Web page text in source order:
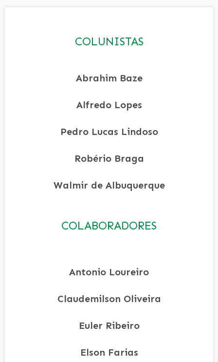
COLUNISTAS
Abrahim Baze
Alfredo Lopes
Pedro Lucas Lindoso
Robério Braga
Walmir de Albuquerque
COLABORADORES
Antonio Loureiro
Claudemilson Oliveira
Euler Ribeiro
Elson Farias